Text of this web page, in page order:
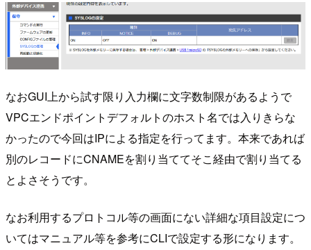
なおGUI上から試す限り入力欄に文字数制限があるようで
VPCエンドポイントデフォルトのホスト名では入りきらな
かったので今回はIPによる指定を行ってます。本来であれば
別のレコードにCNAMEを割り当ててそこ経由で割り当てる
とよさそうです。
なお利用するプロトコル等の画面にない詳細な項目設定につ
いてはマニュアル等を参考にCLIで設定する形になります。